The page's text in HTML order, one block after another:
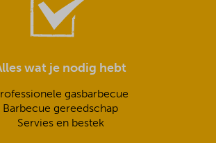
wat je nodig hebt
gasbarbecue
Barbecue gereedschap
Servies en bestek